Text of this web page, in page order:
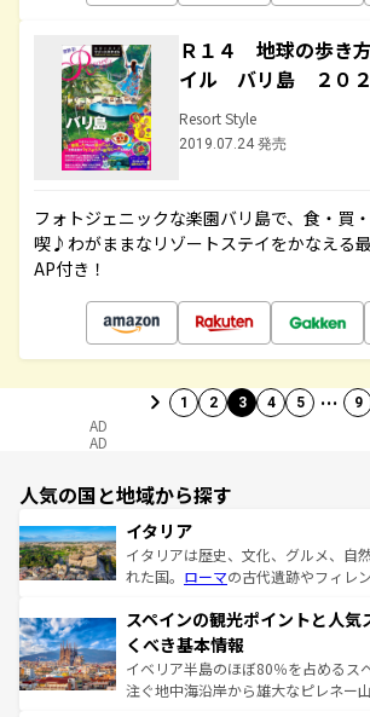
Ｒ１４ 地球の歩き
イル バリ島 ２０２
Resort Style
2019.07.24 発売
フォトジェニックな楽園バリ島で、食・買
喫♪わがままなリゾートステイをかなえる
AP付き！
1 2 3 4 5 … 9
AD
AD
人気の国と地域から探す
イタリア
イタリアは歴史、文化、グルメ、自
れた国。 ローマの古代遺跡やフィレ
ろん、トスカーナの美しい田園風景
景など、自然景観も見逃せない。観
ピザやパスタなど、絶品のイタリア
できる。朝目覚めてから夜眠るまで
スペインの観光ポイントと人気
くべき基本情報
イベリア半島のほぼ80％を占めるス
注ぐ地中海沿岸から雄大なピレネー